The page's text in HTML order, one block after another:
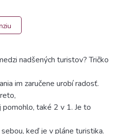
nadšených turistov? Tričko
im zaručene urobí radosť.
také 2 v 1. Je to
keď je v pláne turistika.